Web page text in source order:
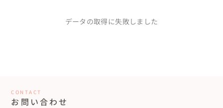
データの取得に失敗しました
CONTACT
お問い合わせ